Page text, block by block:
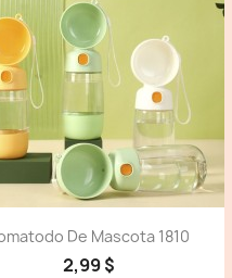
De Mascota 1810
2,99 $